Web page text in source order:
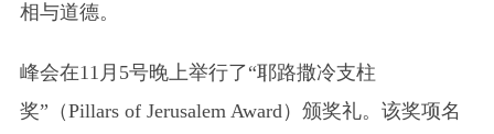
相与道德。
峰会在11月5号晚上举行了“耶路撒冷支柱
奖”（Pillars of Jerusalem Award）颁奖礼。该奖项名